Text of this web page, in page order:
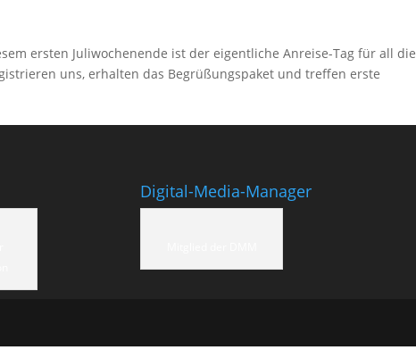
ersten Juliwochenende ist der eigentliche Anreise-Tag für all die
uns, erhalten das Begrüßungspaket und treffen erste
Digital-Media-Manager